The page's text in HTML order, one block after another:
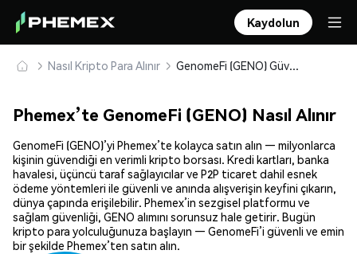
Kaydolun
Nasıl Kripto Para Alınır GenomeFi (GENO) Güvenle Satın Alın ve Saklayın
Phemex’te GenomeFi (GENO) Nasıl Alınır
GenomeFi (GENO)’yi Phemex’te kolayca satın alın — milyonlarca
kişinin güvendiği en verimli kripto borsası. Kredi kartları, banka
havalesi, üçüncü taraf sağlayıcılar ve P2P ticaret dahil esnek
ödeme yöntemleri ile güvenli ve anında alışverişin keyfini çıkarın,
dünya çapında erişilebilir. Phemex’in sezgisel platformu ve
sağlam güvenliği, GENO alımını sorunsuz hale getirir. Bugün
kripto para yolculuğunuza başlayın — GenomeFi’i güvenli ve emin
bir şekilde Phemex’ten satın alın.